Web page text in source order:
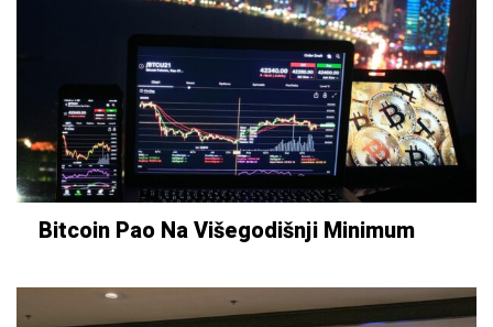
Bitcoin Pao Na Višegodišnji Minimum